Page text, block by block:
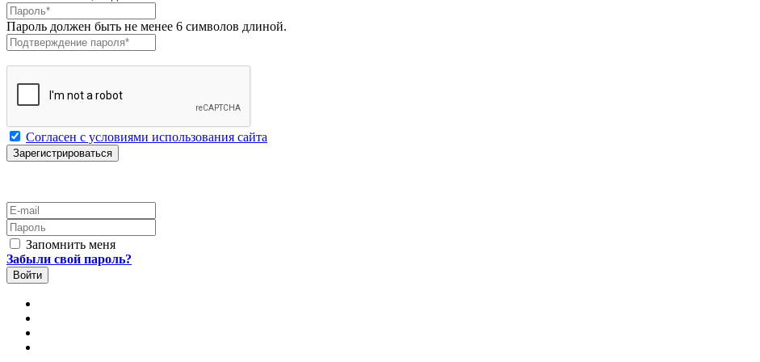
Пароль*
Пароль должен быть не менее 6 символов длиной.
Подтверждение пароля
Согласен с условиями использования сайта
E-mail
Пароль
Запомнить меня
Забыли свой пароль?